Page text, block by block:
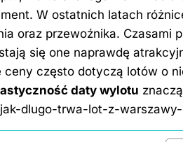
di
t
g
er
y
Li
n
k
W ostatnich latach
oraz przewoźnika. Czasami
się one naprawdę
ceny często dotyczą lotów o
daty wylotu
dlugo-trwa-lot-z-